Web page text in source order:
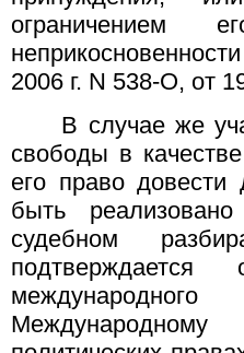
2006 г. N 538-О, от
В случае же
свободы в
его право
быть
судебном
подтверждается